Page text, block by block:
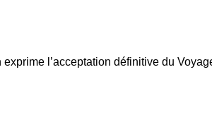
l’acceptation définitive du